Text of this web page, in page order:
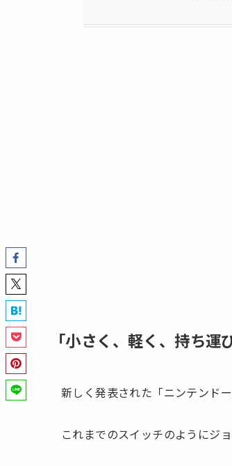
「小さく、軽く、持ち
新しく発表された「ニンテンド
これまでのスイッチのようにジ